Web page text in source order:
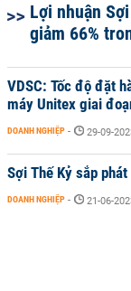
Lợi nhuận
giảm 66%
VDSC: Tốc độ đặt
máy Unitex giai
DOANH NGHIỆP - 29-09-
Sợi Thế Kỷ sắp
DOANH NGHIỆP - 21-06-